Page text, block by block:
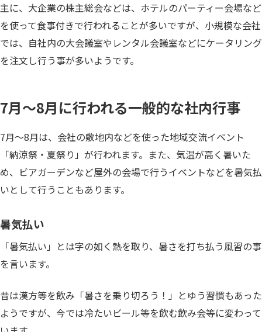
主に、大企業の株主総会などは、ホテルのパーティー会場など
を使って食事付きで行われることが多いですが、小規模な会社
では、自社内の大会議室やレンタル会議室などにケータリング
を注文し行う事が多いようです。
7月〜8月に行われる一般的な社内行事
7月〜8月は、会社の敷地内などを使った地域交流イベント
「納涼祭・夏祭り」が行われます。また、気温が高く暑いた
め、ビアガーデンなど屋外の会場で行うイベントなどを暑気払
いとして行うこともあります。
暑気払い
「暑気払い」とは字の如く熱を取り、暑さを打ち払う風習の事
を言います。
昔は漢方等を飲み「暑さを乗り切ろう！」とゆう習慣もあった
ようですが、今では冷たいビール等を飲む飲み会等に変わって